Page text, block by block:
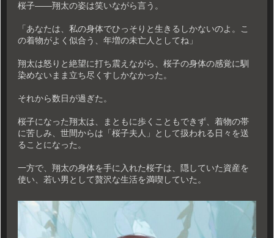
桜子――翔太の姿は笑いながら言う。
「あなたは、私の身体でひっそりと生きるしかないのよ。こ
の着物がよく似合う、年増の未亡人としてね」
翔太は怒りと絶望に打ち震えながら、桜子の身体の感覚に馴
染めないまま立ち尽くすしかなかった。
それから数日が過ぎた。
桜子になった翔太は、まともに歩くこともできず、着物の帯
に苦しみ、世間からは「桜子夫人」として扱われる日々を送
ることになった。
一方で、翔太の身体を手に入れた桜子は、隠していた資産を
使い、若い男として贅沢な生活を満喫していた。